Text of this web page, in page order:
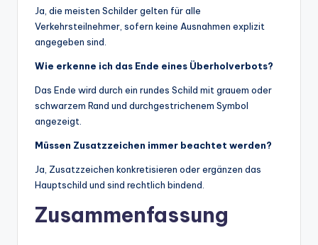
Ja, die meisten Schilder gelten für alle
Verkehrsteilnehmer, sofern keine Ausnahmen explizit
angegeben sind.
Wie erkenne ich das Ende eines Überholverbots?
Das Ende wird durch ein rundes Schild mit grauem oder
schwarzem Rand und durchgestrichenem Symbol
angezeigt.
Müssen Zusatzzeichen immer beachtet werden?
Ja, Zusatzzeichen konkretisieren oder ergänzen das
Hauptschild und sind rechtlich bindend.
Zusammenfassung